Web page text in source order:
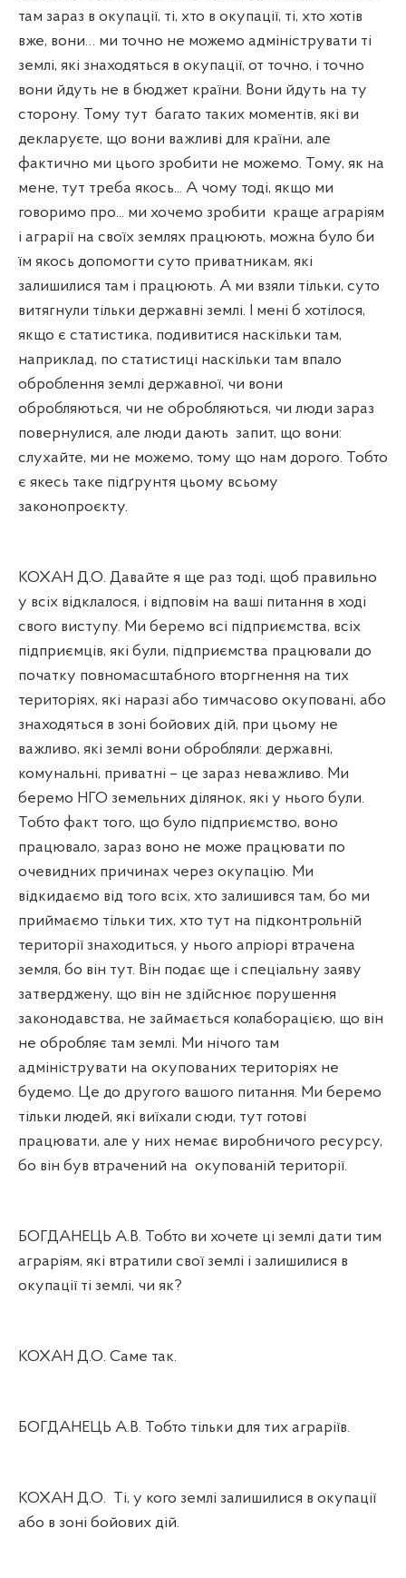
там зараз в окупації, ті, хто в окупації, ті, хто хотів
вже, вони… ми точно не можемо адмініструвати ті
землі, які знаходяться в окупації, от точно, і точно
вони йдуть не в бюджет країни. Вони йдуть на ту
сторону. Тому тут багато таких моментів, які ви
декларуєте, що вони важливі для країни, але
фактично ми цього зробити не можемо. Тому, як на
мене, тут треба якось... А чому тоді, якщо ми
говоримо про... ми хочемо зробити краще аграріям
і аграрії на своїх землях працюють, можна було би
їм якось допомогти суто приватникам, які
залишилися там і працюють. А ми взяли тільки, суто
витягнули тільки державні землі. І мені б хотілося,
якщо є статистика, подивитися наскільки там,
наприклад, по статистиці наскільки там впало
оброблення землі державної, чи вони
обробляються, чи не обробляються, чи люди зараз
повернулися, але люди дають запит, що вони:
слухайте, ми не можемо, тому що нам дорого. Тобто
є якесь таке підґрунтя цьому всьому
законопроєкту.
КОХАН Д.О. Давайте я ще раз тоді, щоб правильно
у всіх відклалося, і відповім на ваші питання в ході
свого виступу. Ми беремо всі підприємства, всіх
підприємців, які були, підприємства працювали до
початку повномасштабного вторгнення на тих
територіях, які наразі або тимчасово окуповані, або
знаходяться в зоні бойових дій, при цьому не
важливо, які землі вони обробляли: державні,
комунальні, приватні – це зараз неважливо. Ми
беремо НГО земельних ділянок, які у нього були.
Тобто факт того, що було підприємство, воно
працювало, зараз воно не може працювати по
очевидних причинах через окупацію. Ми
відкидаємо від того всіх, хто залишився там, бо ми
приймаємо тільки тих, хто тут на підконтрольній
території знаходиться, у нього апріорі втрачена
земля, бо він тут. Він подає ще і спеціальну заяву
затверджену, що він не здійснює порушення
законодавства, не займається колаборацією, що він
не обробляє там землі. Ми нічого там
адмініструвати на окупованих територіях не
будемо. Це до другого вашого питання. Ми беремо
тільки людей, які виїхали сюди, тут готові
працювати, але у них немає виробничого ресурсу,
бо він був втрачений на окупованій території.
БОГДАНЕЦЬ А.В. Тобто ви хочете ці землі дати тим
аграріям, які втратили свої землі і залишилися в
окупації ті землі, чи як?
КОХАН Д.О. Саме так.
БОГДАНЕЦЬ А.В. Тобто тільки для тих аграріїв.
КОХАН Д.О. Ті, у кого землі залишилися в окупації
або в зоні бойових дій.